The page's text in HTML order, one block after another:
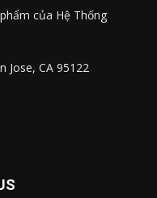
của Hệ Thống
Jose, CA 95122